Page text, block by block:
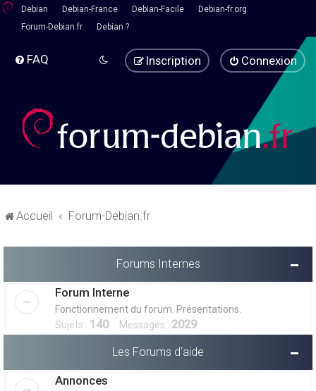
Debian Debian-France Debian-Facile
Debian-fr.org
Forum-Debian.fr
Debian ?
FAQ Connexion
Inscription
Accueil Forum-Debian.fr
Forums Internes
Forum Interne
Fonctionnement du forum. Présentations.
Sujets : 140Messages : 2029
Les Forums d'aide
Annonces